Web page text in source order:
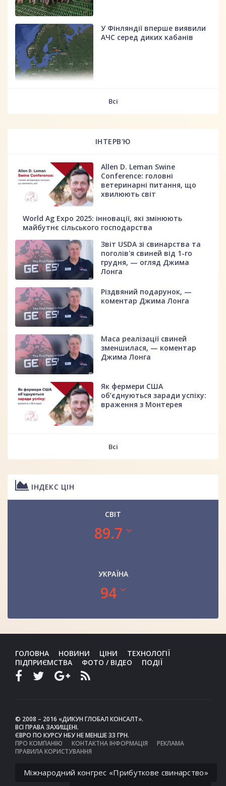
У Фінляндії вперше виявили
АЧС серед диких кабанів
Всі
ІНТЕРВ'Ю
Allen D. Leman Swine
Conference: головні
ветеринарні питання, що
хвилюють світ
World Ag Expo 2025: інновації, які змінюють
майбутнє сільського господарства
Звіт USDA зі свинарства та
поголів'я свиней від 1-го
грудня, — огляд Джима
Лонга
Різдвяний подарунок, —
коментар Джима Лонга
Маса реалізації свиней
зменшилася, — коментар
Джима Лонга
Як фермери США
об’єднуються заради успіху:
враження з Монтерея
Всі
ІНДЕКС ЦІН
СВІТ
89.7
УКРАЇНА
94
ГОЛОВНА НОВИНИ ЦІНИ
ТЕХНОЛОГІЇ
ПІДПРИЄМСТВА
ФОТО / ВІДЕО ПОДІЇ
© 2008 – 2016 «ДИКУН ГЛОБАЛ КОНСАЛТ».
ВСІ ПРАВА ЗАХИЩЕНІ.
ЄВРО ПО КУРСУ НБУ НЕ МЕНШЕ 33 ГРН.
ПРО КОМПАНІЮ
КОНТАКТНА ІНФОРМАЦІЯ
РЕКЛАМА
ПРАВИЛА КОРИСТУВАННЯ
Міжнародний конгрес «Прибуткове свинарство»